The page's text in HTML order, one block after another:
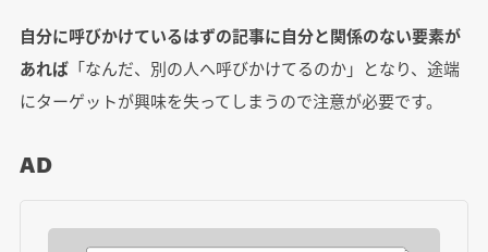
自分に呼びかけているはずの記事に自分と関係のない要素が
あれば「なんだ、別の人へ呼びかけてるのか」となり、途端
にターゲットが興味を失ってしまうので注意が必要です。
AD